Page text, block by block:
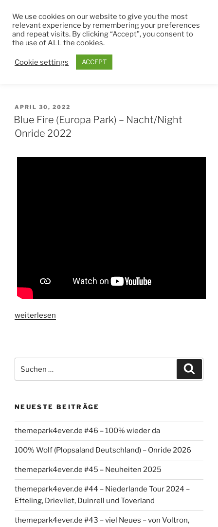
Inhalt
springen
THEMEPARK4EVER
VERÖFFENTLICHT
AM
APRIL 30, 2022
Blue Fire (Europa Park) – Nacht/Night
Onride 2022
„Blue
–
Nacht/Night
weiterlesen
nach:
NEUESTE BEITRÄGE
themepark4ever.de #46 – 100% wieder da
100% Wolf (Plopsaland Deutschland) – Onride 2026
themepark4ever.de #45 – Neuheiten 2025
themepark4ever.de #44 – Niederlande Tour 2024 –
Efteling, Drievliet, Duinrell und Toverland
themepark4ever.de #43 – viel Neues – von Voltron,
We use cookies on our website to give you the most
relevant experience by remembering your preferences
and repeat visits. By clicking “Accept”, you consent to
the use of ALL the cookies.
Cookie settings ACCEPT